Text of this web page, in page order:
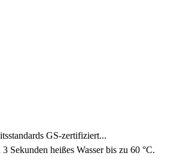
GS-zertifiziert...
heißes Wasser bis zu 60 °C.